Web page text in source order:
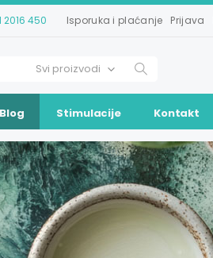
2016 450 Isporuka i plaćanje Prijava
Blog Stimulacije Kontakt